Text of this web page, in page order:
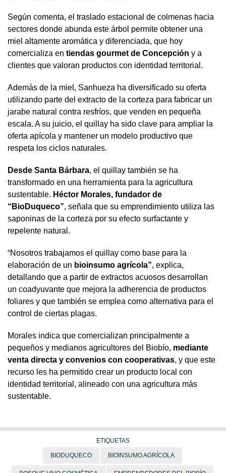
Según comenta, el traslado estacional de colmenas hacia
sectores donde abunda este árbol permite obtener una
miel altamente aromática y diferenciada, que hoy
comercializa en tiendas gourmet de Concepción y a
clientes que valoran productos con identidad territorial.
Además de la miel, Sanhueza ha diversificado su oferta
utilizando parte del extracto de la corteza para fabricar un
jarabe natural contra resfríos, que venden en pequeña
escala. A su juicio, el quillay ha sido clave para ampliar la
oferta apícola y mantener un modelo productivo que
respeta los ciclos naturales.
Desde Santa Bárbara, el quillay también se ha
transformado en una herramienta para la agricultura
sustentable. Héctor Morales, fundador de
“BioDuqueco”, señala que su emprendimiento utiliza las
saponinas de la corteza por su efecto surfactante y
repelente natural.
“Nosotros trabajamos el quillay como base para la
elaboración de un bioinsumo agrícola”, explica,
detallando que a partir de extractos acuosos desarrollan
un coadyuvante que mejora la adherencia de productos
foliares y que también se emplea como alternativa para el
control de ciertas plagas.
Morales indica que comercializan principalmente a
pequeños y medianos agricultores del Biobío, mediante
venta directa y convenios con cooperativas, y que este
recurso les ha permitido crear un producto local con
identidad territorial, alineado con una agricultura más
sustentable.
ETIQUETAS
BIODUQUECO BIOINSUMO AGRÍCOLA